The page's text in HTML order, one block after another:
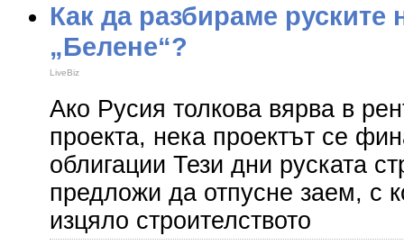
Как да разбираме
„Белене“?
LiveBiz
Ако Русия толкова вярва в
проекта, нека проектът се
облигации Тези дни руската
предложи да отпусне заем, с
изцяло строителството